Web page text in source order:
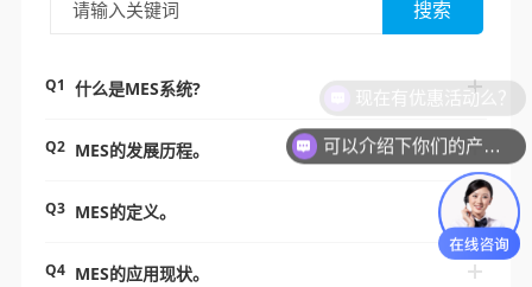
搜索
Q1 什么是MES系统?
Q2 MES的发展历程。
Q3 MES的定义。
Q4 MES的应用现状。
现在有优惠活动么？